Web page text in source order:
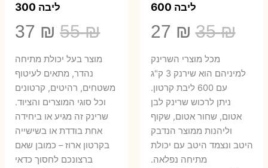
ליבה 600
35₪
המחיר
המקורי
היה:
35 ₪.
27 ₪
הנוכחי
הוא:
מכל מוצרי השרינק
למיניהם הוא שירנק 3 ק"ג
עם 600 ליבת קרטון.
ניתן לרכוש שרינק לבן
אטום, שחור אטום, שקוף
וליהנות ממוצר הנדבק
היטב ונצמד היטב עם יכולת
מתיחה נפלאה.
ליבה 300
55₪
המחיר
המקורי
היה:
55 ₪.
37 ₪
₪.
מוצר בעל יכולת מתיחה
נהדר, מתאים לעיטוף
משטחים, רהיטים, קרטונים
וכל סוגי המוצרים והציוד.
שרינק זה מגיע או ביחידה
אחת בודדת או בשישייה
בקרטון ארוז – כמובן שאם
ברצונכם לחסוך כדאי